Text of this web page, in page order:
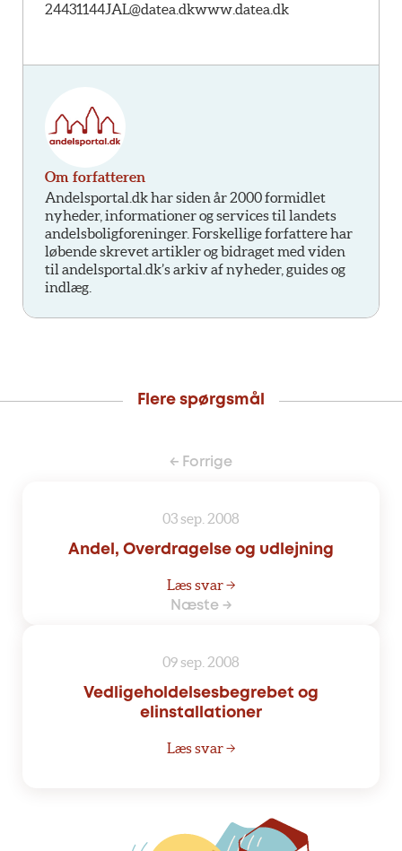
24431144JAL@datea.dkwww.datea.dk
Om forfatteren
Andelsportal.dk har siden år 2000 formidlet
nyheder, informationer og services til landets
andelsboligforeninger. Forskellige forfattere har
løbende skrevet artikler og bidraget med viden
til andelsportal.dk’s arkiv af nyheder, guides og
indlæg.
Flere spørgsmål
← Forrige
03 sep. 2008
Andel, Overdragelse og udlejning
Læs svar →
Næste →
09 sep. 2008
Vedligeholdelsesbegrebet og
elinstallationer
Læs svar →